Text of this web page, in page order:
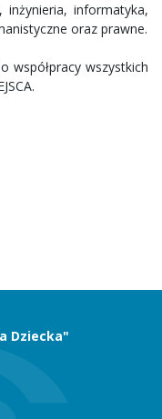
inżynieria, informatyka,
oraz prawne.
współpracy wszystkich
Dziecka"